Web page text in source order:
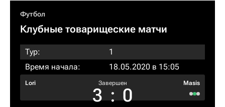
Футбол
Клубные товарищеские матчи
Тур:
1
Время начала:
18.05.2020 в 15:05
Lori Завершен
3 : 0
Masis